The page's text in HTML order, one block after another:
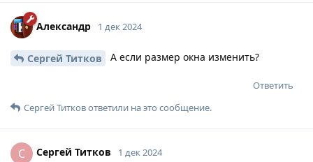
Александр 1 дек 2024
Сергей Титков А если размер окна изменить?
Ответить
Сергей Титковответили на это сообщение.
С Сергей Титков 1 дек 2024